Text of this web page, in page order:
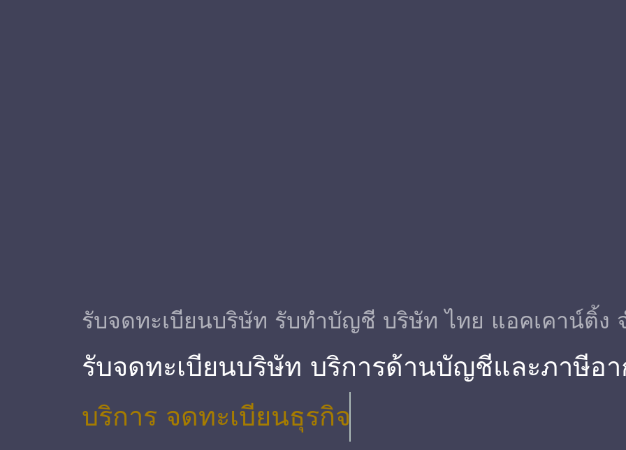
รับจดทะเบียนบริษัท รับทําบัญชี บริษัท ไทย แอคเคาน์ติ้ง
รับจดทะเบียนบริษัท บริการด้านบัญชีและภาษีอา
บริการ จดทะเบียนธุรกิจ